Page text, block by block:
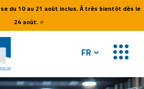
du 10 au 21 août inclus. À très bientôt dès le
24 août. ⭐